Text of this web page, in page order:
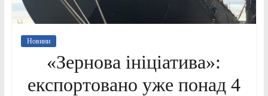
Новини
«Зернова ініціатива»:
експортовано уже понад 4